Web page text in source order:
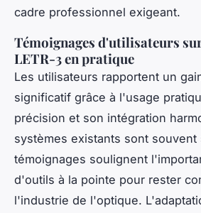
cadre professionnel exigeant.
Témoignages d'utilisateurs
LETR-3 en pratique
Les utilisateurs rapportent un
significatif grâce à l'usage
précision et son intégration
systèmes existants sont souvent
témoignages soulignent
d'outils à la pointe pour rester
l'industrie de l'optique.